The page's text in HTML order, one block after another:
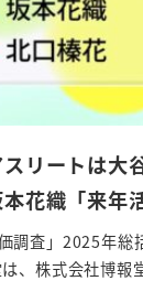
スリートは大
花織「来年
調査」2025年総
、株式会社博